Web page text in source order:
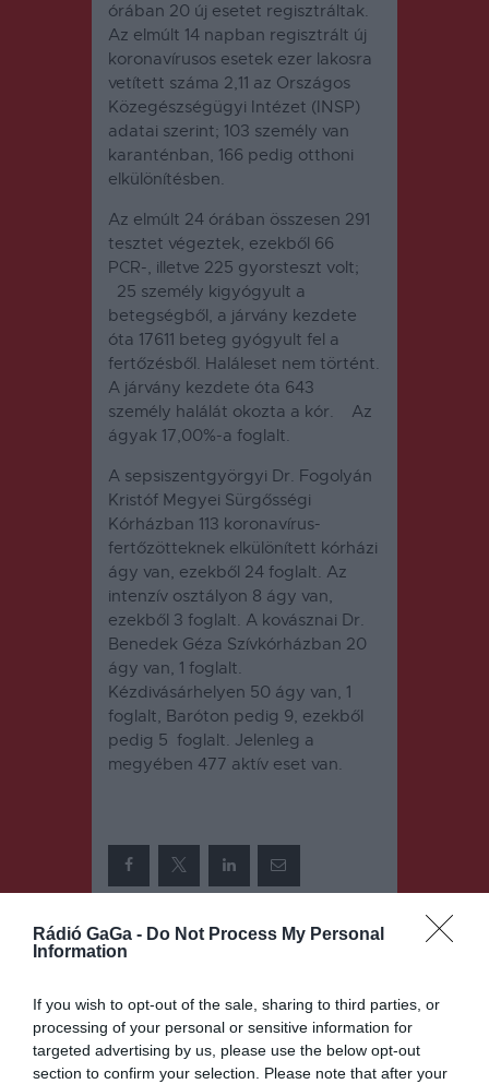
Rádió GaGa - Do Not Process My Personal
Information
If you wish to opt-out of the sale, sharing to third parties, or
processing of your personal or sensitive information for
targeted advertising by us, please use the below opt-out
section to confirm your selection. Please note that after your
órában 20 új esetet regisztráltak.
Az elmúlt 14 napban regisztrált új
koronavírusos esetek ezer lakosra
vetített száma 2,11 az Országos
Közegészségügyi Intézet (INSP)
adatai szerint; 103 személy van
karanténban, 166 pedig otthoni
elkülönítésben.
Az elmúlt 24 órában összesen 291
tesztet végeztek, ezekből 66
PCR-, illetve 225 gyorsteszt volt;
25 személy kigyógyult a
betegségből, a járvány kezdete
óta 17611 beteg gyógyult fel a
fertőzésből. Haláleset nem történt.
A járvány kezdete óta 643
személy halálát okozta a kór. Az
ágyak 17,00%-a foglalt.
A sepsiszentgyörgyi Dr. Fogolyán
Kristóf Megyei Sürgősségi
Kórházban 113 koronavírus-
fertőzötteknek elkülönített kórházi
ágy van, ezekből 24 foglalt. Az
intenzív osztályon 8 ágy van,
ezekből 3 foglalt. A kovásznai Dr.
Benedek Géza Szívkórházban 20
ágy van, 1 foglalt.
Kézdivásárhelyen 50 ágy van, 1
foglalt, Baróton pedig 9, ezekből
pedig 5 foglalt. Jelenleg a
megyében 477 aktív eset van.
Bejegyzés
ELŐZŐ
Közel 500
meghirdetet
t állás
Cáfolja a
román